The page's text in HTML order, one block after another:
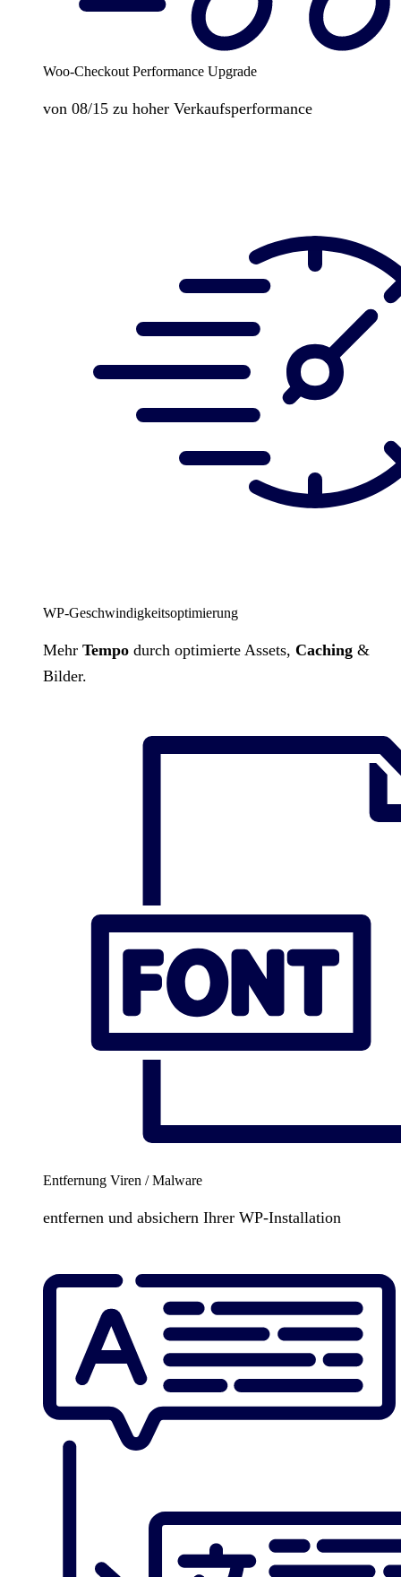
Woo-Checkout Performance Upgrade
von 08/15 zu hoher Verkaufsperformance
WP-Geschwindigkeitsoptimierung
Mehr Tempo durch optimierte Assets, Caching &
Bilder.
Entfernung Viren / Malware
entfernen und absichern Ihrer WP-Installation